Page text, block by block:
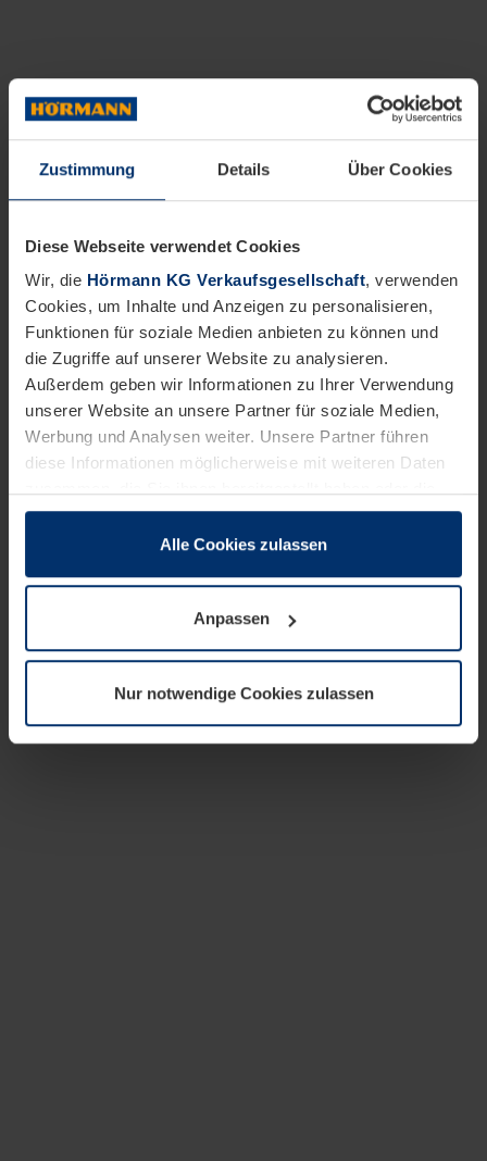
Zustimmung Details Über Cookies
Diese Webseite verwendet Cookies
Wir, die Hörmann KG Verkaufsgesellschaft, verwenden
Cookies, um Inhalte und Anzeigen zu personalisieren,
Funktionen für soziale Medien anbieten zu können und
die Zugriffe auf unserer Website zu analysieren.
Außerdem geben wir Informationen zu Ihrer Verwendung
unserer Website an unsere Partner für soziale Medien,
Werbung und Analysen weiter. Unsere Partner führen
diese Informationen möglicherweise mit weiteren Daten
sie im Rahmen Ihrer Nutzung der Dienste gesammelt
wenn diese für den Betrieb dieser Seite unbedingt
notwendig sind. Für alle anderen Cookie-Typen benötigen
wir Ihre Erlaubnis. Ihre Einwilligung können Sie jederzeit
Datenschutzerklärungunserer Website ändern oder
widerrufen.
Alle Cookies zulassen
Anpassen
Nur notwendige Cookies zulassen